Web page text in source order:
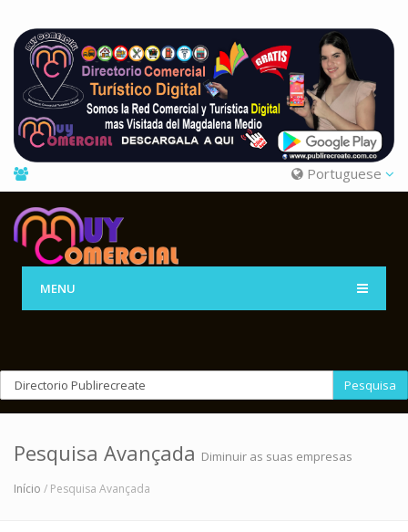
Portuguese
MENU
Pesquisa
Pesquisa Avançada Diminuir as suas empresas
Início / Pesquisa Avançada